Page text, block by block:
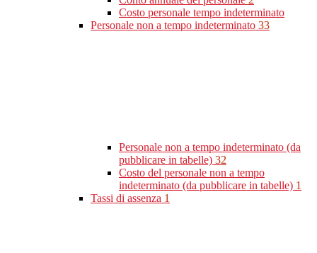
Costo personale tempo indeterminato
Personale non a tempo indeterminato 33
Personale non a tempo indeterminato (da
pubblicare in tabelle) 32
Costo del personale non a tempo
indeterminato (da pubblicare in tabelle) 1
Tassi di assenza 1